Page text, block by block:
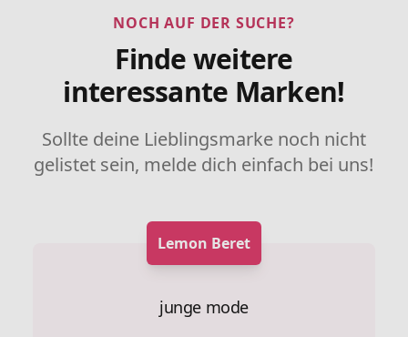
NOCH AUF DER SUCHE?
Finde weitere
interessante Marken!
Sollte deine Lieblingsmarke noch nicht
gelistet sein, melde dich einfach bei uns!
Lemon Beret
junge mode